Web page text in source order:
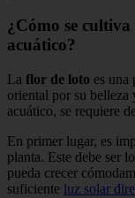
¿Cómo se
acuático?
La flor de loto es una
oriental por su
acuático, se requiere
En primer lugar, es
planta. Este debe ser
pueda crecer
suficiente luz solar